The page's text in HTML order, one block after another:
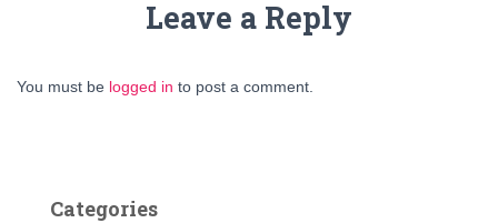
Leave a Reply
You must be logged in to post a comment.
Categories